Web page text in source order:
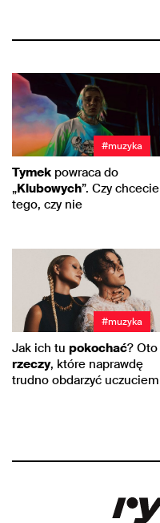
#muzyka
Tymek powraca do
„Klubowych”. Czy chcecie
tego, czy nie
#muzyka
Jak ich tu pokochać? Oto
rzeczy, które naprawdę
trudno obdarzyć uczuciem